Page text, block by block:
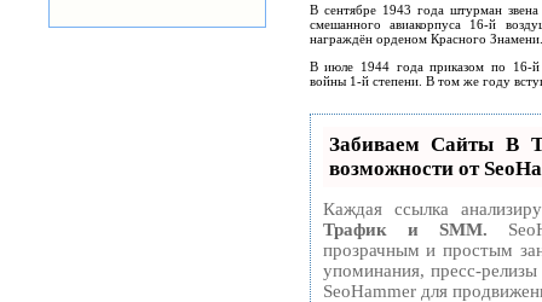
В сентябре 1943 года штурман
смешанного авиакорпуса 16-й
награждён орденом Красного Знамени.
В июле 1944 года приказом по 16-й
войны 1-й степени. В том же году
Забиваем Сайты
возможности от
Каждая ссылка
Трафик и SMM.
прозрачным и простым
упоминания, пресс-
SeoHammer для